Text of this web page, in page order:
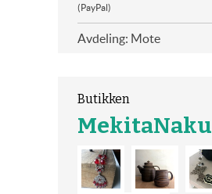
(PayPal)
Avdeling: Mote
Butikken
MekitaNaku